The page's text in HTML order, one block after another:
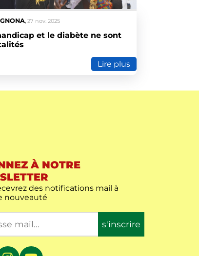
, 27 nov. 2025
et le diabète ne sont
Lire plus
À NOTRE
des notifications mail à
nouveauté
s'inscrire